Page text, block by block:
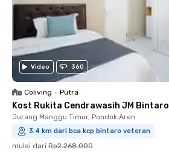
Video 360
Coliving • Putra
Kost Rukita Cendrawasih JM Bintaro
Jurang Manggu Timur, Pondok Aren
3.4 km dari bca kcp bintaro veteran
mulai dari Rp2.268.000